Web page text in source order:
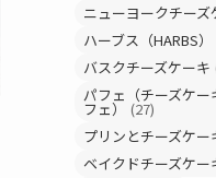
ニューヨークチーズ
ハーブス（HARBS）
バスクチーズケーキ
パフェ（チーズケ
フェ） (27)
プリンとチーズケー
ベイクドチーズケー